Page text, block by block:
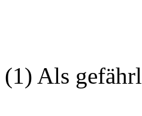
(1) Als